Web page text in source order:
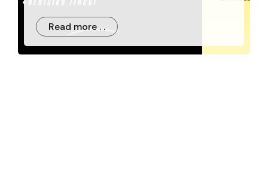
Read more . .